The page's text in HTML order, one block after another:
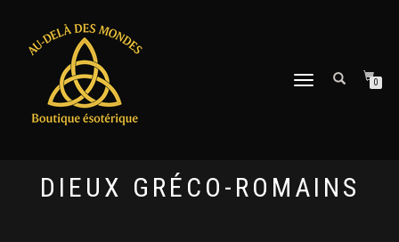
DÉPLIER
0
DIEUX GRÉCO-ROMAINS